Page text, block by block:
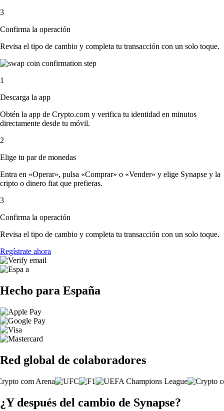
3
Confirma la operación
Revisa el tipo de cambio y completa tu transacción con un solo toque.
1
Descarga la app
Obtén la app de Crypto.com y verifica tu identidad en minutos
directamente desde tu móvil.
2
Elige tu par de monedas
Entra en «Operar», pulsa «Comprar» o «Vender» y elige Synapse y la
cripto o dinero fiat que prefieras.
3
Confirma la operación
Revisa el tipo de cambio y completa tu transacción con un solo toque.
Regístrate ahora
Hecho para España
Red global de colaboradores
¿Y después del cambio de Synapse?